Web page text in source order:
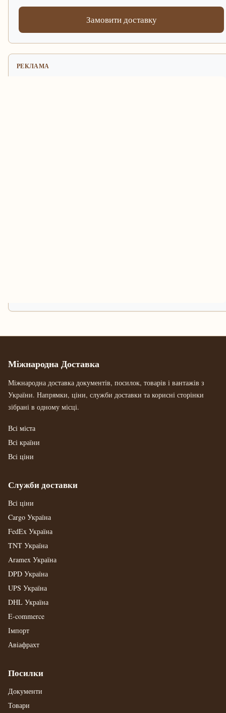
Замовити доставку
РЕКЛАМА
Міжнародна Доставка
Міжнародна доставка документів, посилок, товарів і вантажів з
України. Напрямки, ціни, служби доставки та корисні сторінки
зібрані в одному місці.
Всі міста
Всі країни
Всі ціни
Служби доставки
Всі ціни
Cargo Україна
FedEx Україна
TNT Україна
Aramex Україна
DPD Україна
UPS Україна
DHL Україна
E-commerce
Імпорт
Авіафрахт
Посилки
Документи
Товари